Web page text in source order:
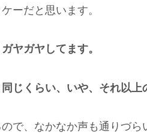
ーだと思います。
ヤガヤしてます。
じくらい、いや、それ以上
で、なかなか声も通りづら